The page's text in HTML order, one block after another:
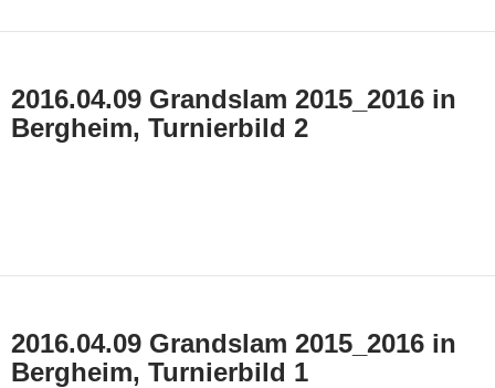
2016.04.09 Grandslam 2015_2016 in
Bergheim, Turnierbild 2
2016.04.09 Grandslam 2015_2016 in
Bergheim, Turnierbild 1